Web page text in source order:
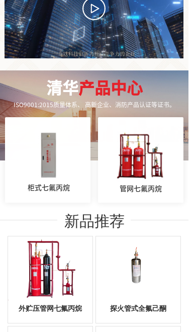
柜式七氟丙烷 管网七氟丙烷
清华产品中心
ISO9001:2015质量体系、 高新企业、消防产品认证等证书。
新品推荐
外贮压管网七氟丙烷 探火管式全氟己酮